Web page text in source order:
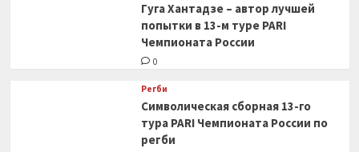
Гуга Хантадзе – автор лучшей
попытки в 13-м туре PARI
Чемпионата России
0
Регби
Символическая сборная 13-го
тура PARI Чемпионата России по
регби